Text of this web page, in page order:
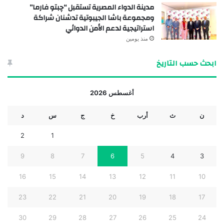
مدينة الدواء المصرية تستقبل “چبتو فارما”
ومجموعة باشا الجيبوتية تدشنان شراكة
استراتيجية لدعم الأمن الدوائي
منذ يومين
ابحث حسب التاريخ
أغسطس 2026
ن ث أرب خ ج س د
1
2
3
4
5
6
7
8
9
10
11
12
13
14
15
16
17
18
19
20
21
22
23
24
25
26
27
28
29
30